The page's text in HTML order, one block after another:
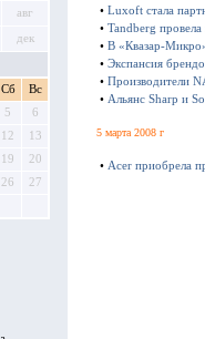
авг
дек
Сб
Вс
5
6
12
13
19
20
26
27
• Luxoft стала
• Tandberg
• В «Квазар-
• Экспансия
• Производители
• Альянс Sharp и
5 марта 2008 г
• Acer приобрела